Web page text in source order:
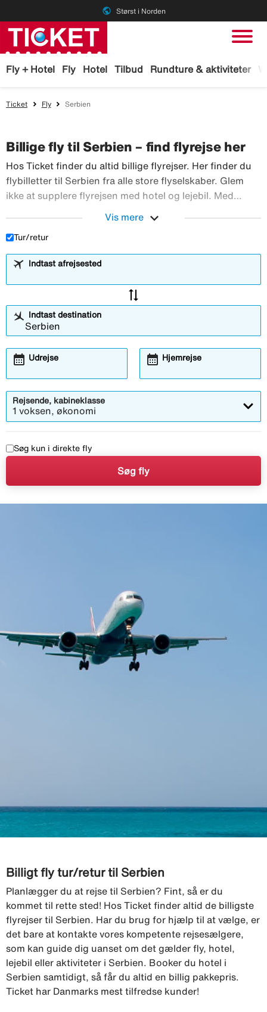
public Størst i Norden
Fly + Hotel Fly Hotel Tilbud Rundture & aktiviteter
Ticket Fly Serbien
Billige fly til Serbien – find flyrejse her
Hos Ticket finder du altid billige flyrejser. Her finder du
flybilletter til Serbien fra alle store flyselskaber. Glem
ikke at supplere flyrejsen med hotel og lejebil. Med
Vis mere expand_more
Tur/retur
Indtast afrejsested
sync_alt
Indtast destination
Udrejse
calendar_month Hjemrejse
calendar_month
Rejsende, kabineklasse
1 voksen, økonomi
Søg kun i direkte fly
Søg fly
Billigt fly tur/retur til Serbien
Planlægger du at rejse til Serbien? Fint, så er du
kommet til rette sted! Hos Ticket finder altid de billigste
flyrejser til Serbien. Har du brug for hjælp til at vælge, er
det bare at kontakte vores kompetente rejsesælgere,
som kan guide dig uanset om det gælder fly, hotel,
lejebil eller aktiviteter i Serbien. Booker du hotel i
Serbien samtidigt, så får du altid en billig pakkepris.
Ticket har Danmarks mest tilfredse kunder!